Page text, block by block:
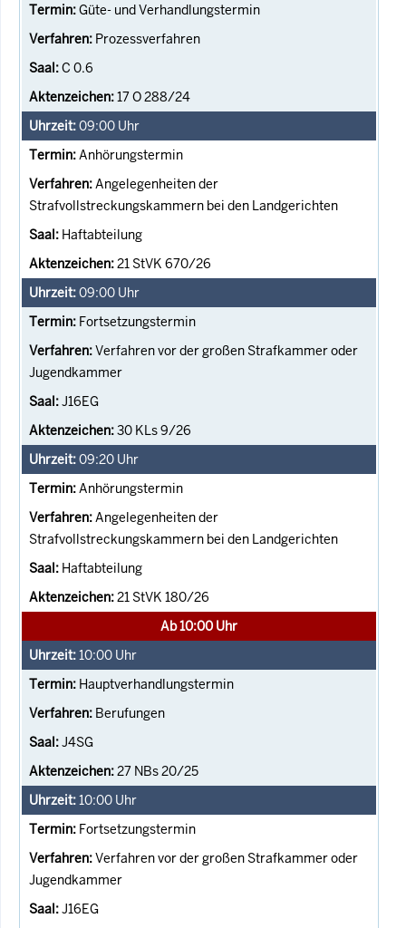
Güte- und Verhandlungstermin
Prozessverfahren
C 0.6
17 O 288/24
09:00 Uhr
Anhörungstermin
Angelegenheiten der
Strafvollstreckungskammern bei den Landgerichten
Haftabteilung
21 StVK 670/26
09:00 Uhr
Fortsetzungstermin
Verfahren vor der großen Strafkammer oder
Jugendkammer
J16EG
30 KLs 9/26
09:20 Uhr
Anhörungstermin
Angelegenheiten der
Strafvollstreckungskammern bei den Landgerichten
Haftabteilung
21 StVK 180/26
Ab 10:00 Uhr
10:00 Uhr
Hauptverhandlungstermin
Berufungen
J4SG
27 NBs 20/25
10:00 Uhr
Fortsetzungstermin
Verfahren vor der großen Strafkammer oder
Jugendkammer
J16EG